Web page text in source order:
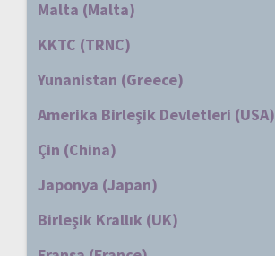
Malta (Malta)
KKTC (TRNC)
Yunanistan (Greece)
Amerika Birleşik Devletleri (USA)
Çin (China)
Japonya (Japan)
Birleşik Krallık (UK)